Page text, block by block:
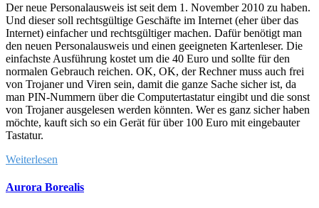
Der neue Personalausweis ist seit dem 1. November 2010 zu haben.
Und dieser soll rechtsgültige Geschäfte im Internet (eher über das
Internet) einfacher und rechtsgültiger machen. Dafür benötigt man
den neuen Personalausweis und einen geeigneten Kartenleser. Die
einfachste Ausführung kostet um die 40 Euro und sollte für den
normalen Gebrauch reichen. OK, OK, der Rechner muss auch frei
von Trojaner und Viren sein, damit die ganze Sache sicher ist, da
man PIN-Nummern über die Computertastatur eingibt und die sonst
von Trojaner ausgelesen werden könnten. Wer es ganz sicher haben
möchte, kauft sich so ein Gerät für über 100 Euro mit eingebauter
Tastatur.
Weiterlesen
Aurora Borealis